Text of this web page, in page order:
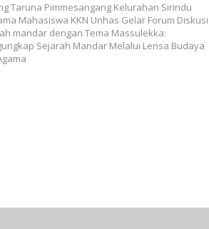
Lensa Budaya dan Agama
Taruna Pimmesangang Kelurahan Sirindu
Mahasiswa KKN Unhas Gelar Forum Diskusi
mandar dengan Tema Massulekka:
Sejarah Mandar Melalui Lensa Budaya